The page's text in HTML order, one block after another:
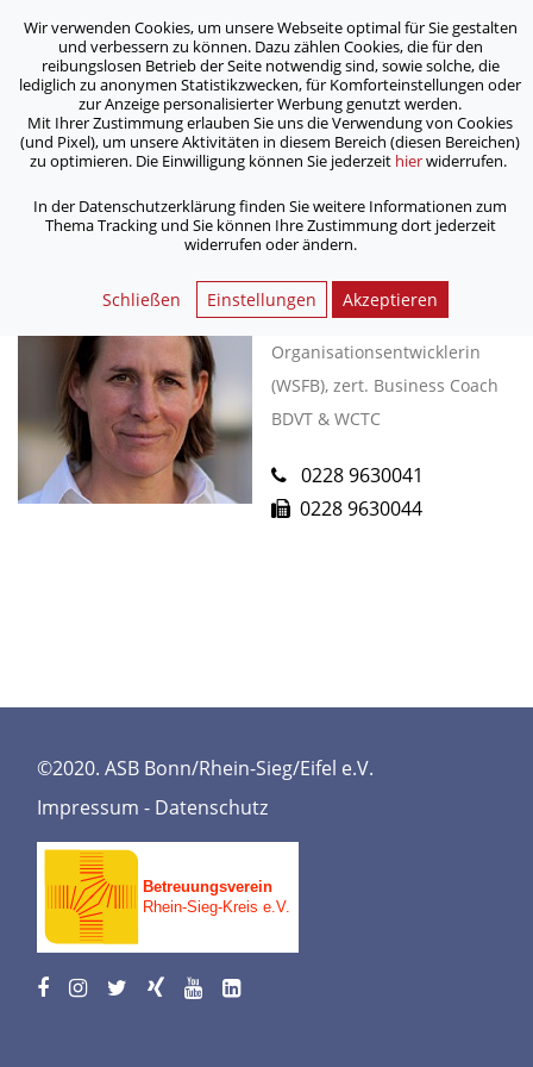
ASB Bonn/Rhein-Sieg/Eifel e.V.
bewegt Menschen
Home / Kontakt Formular
< Zurück
Susanne Hartmann
Mediatorin (EN), systemische
Organisationsentwicklerin
(WSFB), zert. Business Coach
BDVT & WCTC
0228 9630041
0228 9630044
©2020. ASB Bonn/Rhein-Sieg/Eifel e.V.
Impressum - Datenschutz
Wir verwenden Cookies, um unsere Webseite optimal für Sie gestalten
und verbessern zu können. Dazu zählen Cookies, die für den
reibungslosen Betrieb der Seite notwendig sind, sowie solche, die
lediglich zu anonymen Statistikzwecken, für Komforteinstellungen oder
zur Anzeige personalisierter Werbung genutzt werden.
Mit Ihrer Zustimmung erlauben Sie uns die Verwendung von Cookies
(und Pixel), um unsere Aktivitäten in diesem Bereich (diesen Bereichen)
zu optimieren. Die Einwilligung können Sie jederzeit hierwiderrufen.
In der Datenschutzerklärung finden Sie weitere Informationen zum
Thema Tracking und Sie können Ihre Zustimmung dort jederzeit
widerrufen oder ändern.
Schließen Einstellungen Akzeptieren